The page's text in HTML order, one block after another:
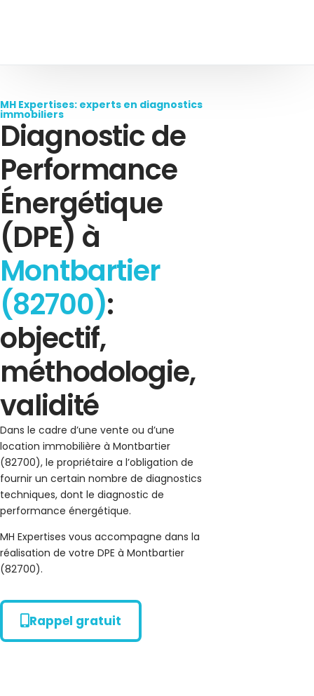
MH Expertises: experts en diagnostics
immobiliers
Diagnostic de
Performance
Énergétique
(DPE) à
Montbartier
(82700):
objectif,
méthodologie,
validité
Dans le cadre d’une vente ou d’une
location immobilière à Montbartier
(82700), le propriétaire a l’obligation de
fournir un certain nombre de diagnostics
techniques, dont le diagnostic de
performance énergétique.
MH Expertises vous accompagne dans la
réalisation de votre DPE à Montbartier
(82700).
Rappel gratuit